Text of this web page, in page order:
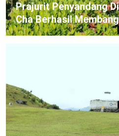
Prajurit Penyandang
Cha Berhasil